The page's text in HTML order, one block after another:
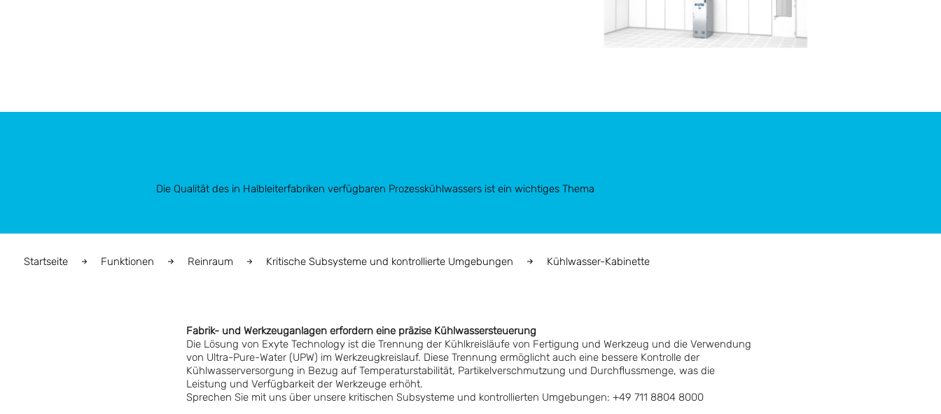
Die Qualität des in Halbleiterfabriken verfügbaren Prozesskühlwassers ist ein wichtiges Thema
Startseite Funktionen Reinraum Kritische Subsysteme und kontrollierte Umgebungen Kühlwasser-Kabinette
Fabrik- und Werkzeuganlagen erfordern eine präzise Kühlwassersteuerung
Die Lösung von Exyte Technology ist die Trennung der Kühlkreisläufe von Fertigung und Werkzeug und die Verwendung
von Ultra-Pure-Water (UPW) im Werkzeugkreislauf. Diese Trennung ermöglicht auch eine bessere Kontrolle der
Kühlwasserversorgung in Bezug auf Temperaturstabilität, Partikelverschmutzung und Durchflussmenge, was die
Leistung und Verfügbarkeit der Werkzeuge erhöht.
Sprechen Sie mit uns über unsere kritischen Subsysteme und kontrollierten Umgebungen: +49 711 8804 8000